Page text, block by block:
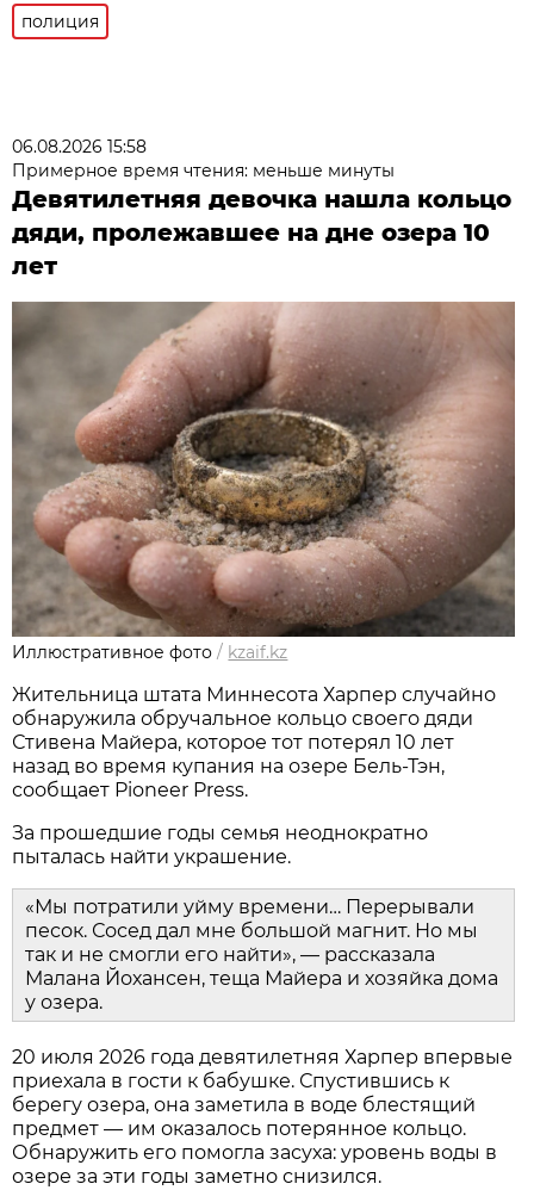
полиция
06.08.2026 15:58
Примерное время чтения: меньше минуты
Девятилетняя девочка нашла кольцо
дяди, пролежавшее на дне озера 10
лет
Иллюстративное фото / kzaif.kz
Жительница штата Миннесота Харпер случайно
обнаружила обручальное кольцо своего дяди
Стивена Майера, которое тот потерял 10 лет
назад во время купания на озере Бель-Тэн,
сообщает Pioneer Press.
За прошедшие годы семья неоднократно
пыталась найти украшение.
«Мы потратили уйму времени… Перерывали
песок. Сосед дал мне большой магнит. Но мы
так и не смогли его найти», — рассказала
Малана Йохансен, теща Майера и хозяйка дома
у озера.
20 июля 2026 года девятилетняя Харпер впервые
приехала в гости к бабушке. Спустившись к
берегу озера, она заметила в воде блестящий
предмет — им оказалось потерянное кольцо.
Обнаружить его помогла засуха: уровень воды в
озере за эти годы заметно снизился.